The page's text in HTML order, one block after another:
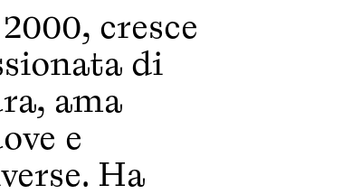
cresce
di
ama
e
Ha